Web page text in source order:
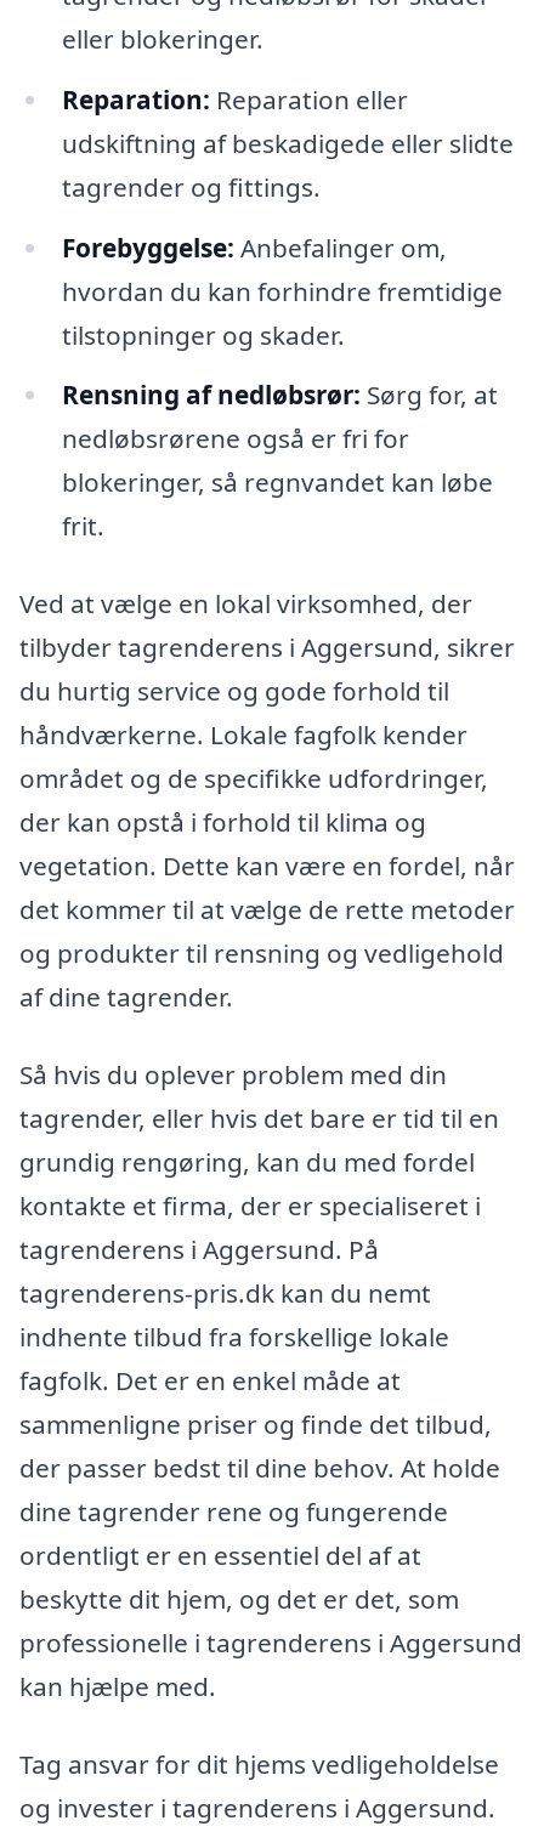
eller blokeringer.
Reparation: Reparation eller
udskiftning af beskadigede eller slidte
tagrender og fittings.
Forebyggelse: Anbefalinger om,
hvordan du kan forhindre fremtidige
tilstopninger og skader.
Rensning af nedløbsrør: Sørg for, at
nedløbsrørene også er fri for
blokeringer, så regnvandet kan løbe
frit.
Ved at vælge en lokal virksomhed, der
tilbyder tagrenderens i Aggersund, sikrer
du hurtig service og gode forhold til
håndværkerne. Lokale fagfolk kender
området og de specifikke udfordringer,
der kan opstå i forhold til klima og
vegetation. Dette kan være en fordel, når
det kommer til at vælge de rette metoder
og produkter til rensning og vedligehold
af dine tagrender.
Så hvis du oplever problem med din
tagrender, eller hvis det bare er tid til en
grundig rengøring, kan du med fordel
kontakte et firma, der er specialiseret i
tagrenderens i Aggersund. På
tagrenderens-pris.dk kan du nemt
indhente tilbud fra forskellige lokale
fagfolk. Det er en enkel måde at
sammenligne priser og finde det tilbud,
der passer bedst til dine behov. At holde
dine tagrender rene og fungerende
ordentligt er en essentiel del af at
beskytte dit hjem, og det er det, som
professionelle i tagrenderens i Aggersund
kan hjælpe med.
Tag ansvar for dit hjems vedligeholdelse
og invester i tagrenderens i Aggersund.